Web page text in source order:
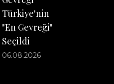
Türkiye'nin
"En Gevreği"
Seçildi
06.08.2026